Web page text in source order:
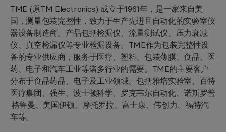
TME (原TM Electronics) 成立于1961年，是一家来自美
国，测量包装完整性，致力于生产先进且自动化的实验室仪
器设备制造商。产品包括检漏仪、流量测试仪、压力衰减
仪、真空检漏仪等专业检漏设备。TME作为包装完整性设
备的专业供应商，服务于医疗、塑料、包装薄膜、食品、医
药、电子和汽车工业等诸多行业的需要。TME的主要客户
分布于食品药品、电子及工业领域。包括雅培实验室、百特
医疗集团、强生、波士顿科学、罗克韦尔自动化、诺斯罗普
·格鲁曼、美国伊顿、摩托罗拉、富士康、伟创力、福特汽
车等。